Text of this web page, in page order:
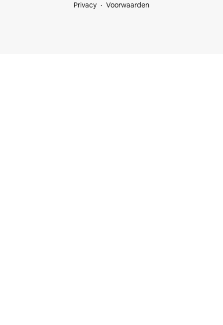
Privacy
Voorwaarden